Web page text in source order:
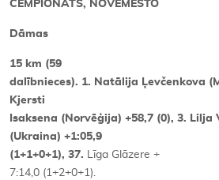
ČEMPIONĀTS, NOVEMESTO
Dāmas
15 km (59
dalībnieces). 1. Natālija Ļevčenkova
Kjersti
Isaksena (Norvēģija) +58,7 (0), 3. Lilja
(Ukraina) +1:05,9
(1+1+0+1), 37. Līga Glāzere +
7:14,0 (1+2+0+1).